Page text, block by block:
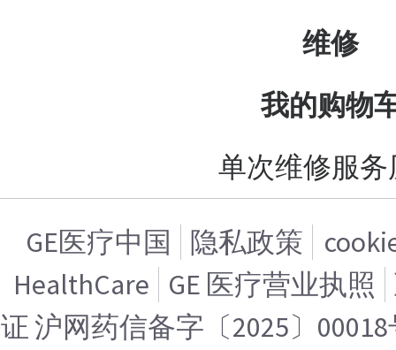
维修
我的购物
单次维修服务
GE医疗中国 隐私政策
HealthCare GE 医疗营业执照
证 沪网药信备字〔2025〕